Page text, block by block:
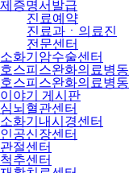
제증명서발급
진료예약
진료과ㆍ의료진
전문센터
소화기암수술센터
호스피스완화의료병동
호스피스완화의료병동
이야기 게시판
심뇌혈관센터
소화기내시경센터
인공신장센터
관절센터
척추센터